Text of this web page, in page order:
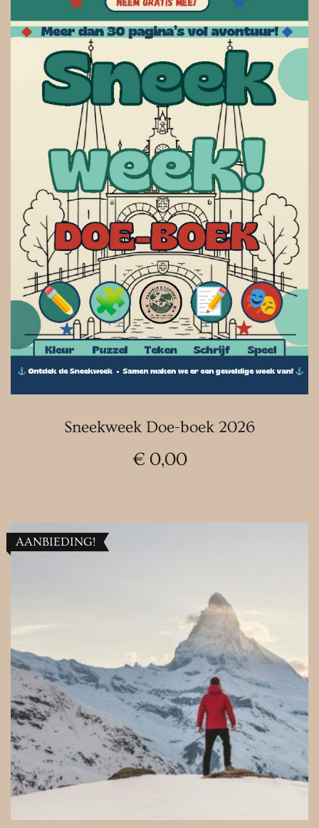
Sneekweek Doe-boek 2026
€ 0,00
AANBIEDING!